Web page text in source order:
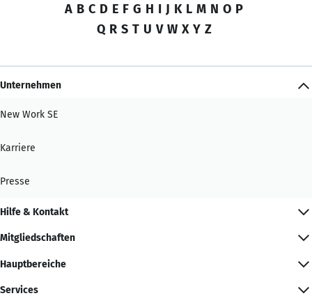
A B C D E F G H I J K L M N O P
Q R S T U V W X Y Z
Unternehmen
New Work SE
Karriere
Presse
Hilfe & Kontakt
Mitgliedschaften
Hauptbereiche
Services